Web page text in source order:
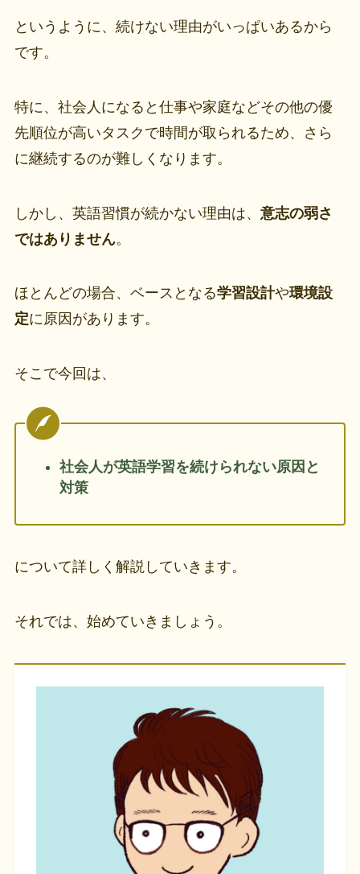
というように、続けない理由がいっぱいあるから
です。
特に、社会人になると仕事や家庭などその他の優
先順位が高いタスクで時間が取られるため、さら
に継続するのが難しくなります。
しかし、英語習慣が続かない理由は、 意志の弱さ
ではありません。
ほとんどの場合、ベースとなる学習設計や環境設
定に原因があります。
そこで今回は、
社会人が英語学習を続けられない原因と
対策
について詳しく解説していきます。
それでは、始めていきましょう。